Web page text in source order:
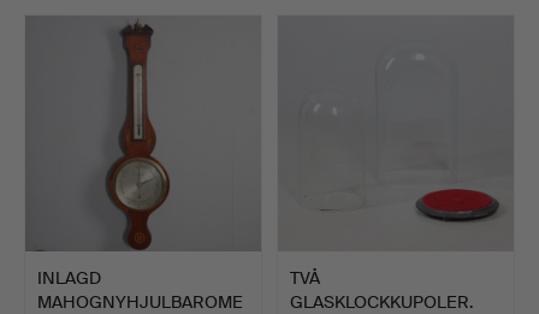
INLAGD
MAHOGNYHJULBAROME
TVÅ
GLASKLOCKKUPOLER.